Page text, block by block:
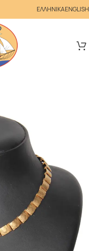
ΕΛΛΗΝΙΚΑENGLISH